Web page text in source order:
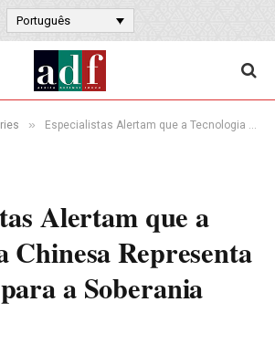
Português
» Especialistas Alertam que a Tecnologia Chinesa Representa um Risco para a Soberania Africana
Alertam que a
Chinesa Representa
a Soberania